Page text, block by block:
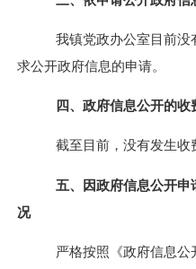
我镇党政办公室目前
求公开政府信息的申请。
四、政府信息公开的收
截至目前，没有发生收
五、因政府信息公开
况
严格按照《政府信息